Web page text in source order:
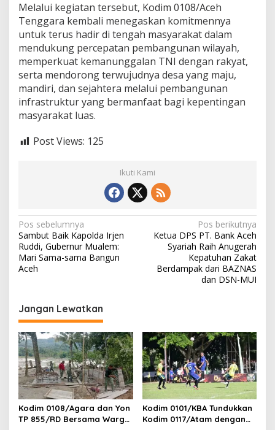
Melalui kegiatan tersebut, Kodim 0108/Aceh
Tenggara kembali menegaskan komitmennya
untuk terus hadir di tengah masyarakat dalam
mendukung percepatan pembangunan wilayah,
memperkuat kemanunggalan TNI dengan rakyat,
serta mendorong terwujudnya desa yang maju,
mandiri, dan sejahtera melalui pembangunan
infrastruktur yang bermanfaat bagi kepentingan
masyarakat luas.
Post Views: 125
Ikuti Kami
N
a
v
i
a
s
i
p
o
s
Pos sebelumnya
Sambut Baik Kapolda Irjen
Ruddi, Gubernur Mualem:
Mari Sama-sama Bangun
Aceh
Pos berikutnya
Ketua DPS PT. Bank Aceh
Syariah Raih Anugerah
Kepatuhan Zakat
Berdampak dari BAZNAS
dan DSN-MUI
Jangan Lewatkan
Kodim 0108/Agara dan Yon
TP 855/RD Bersama Warga
Kodim 0101/KBA Tundukkan
Kodim 0117/Atam dengan